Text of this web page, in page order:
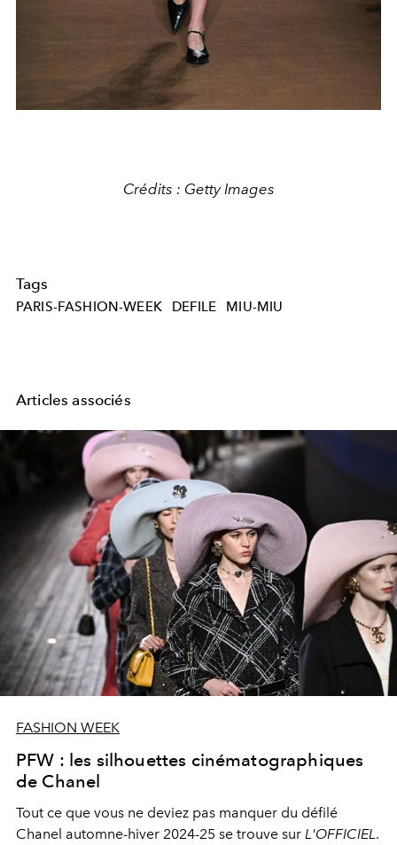
Crédits : Getty Images
Tags
PARIS-FASHION-WEEK DEFILE MIU-MIU
Articles associés
FASHION WEEK
PFW : les silhouettes cinématographiques
de Chanel
Tout ce que vous ne deviez pas manquer du défilé
Chanel automne-hiver 2024-25 se trouve sur L'OFFICIEL .